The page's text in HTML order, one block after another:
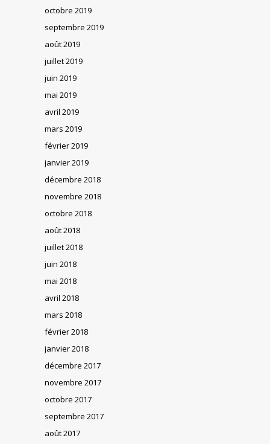
octobre 2019
septembre 2019
août 2019
juillet 2019
juin 2019
mai 2019
avril 2019
mars 2019
février 2019
janvier 2019
décembre 2018
novembre 2018
octobre 2018
août 2018
juillet 2018
juin 2018
mai 2018
avril 2018
mars 2018
février 2018
janvier 2018
décembre 2017
novembre 2017
octobre 2017
septembre 2017
août 2017